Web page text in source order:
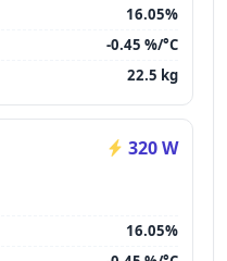
16.05%
-0.45 %/°C
22.5 kg
320 W
16.05%